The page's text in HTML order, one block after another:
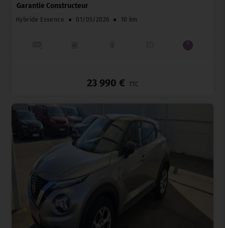
Garantie Constructeur
Hybride Essence ● 01/05/2026 ● 10 km
23 990 € TTC